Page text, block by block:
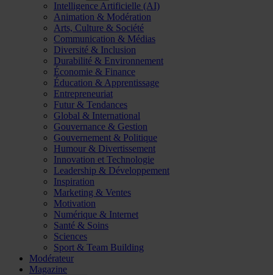
Intelligence Artificielle (AI)
Animation & Modération
Arts, Culture & Société
Communication & Médias
Diversité & Inclusion
Durabilité & Environnement
Économie & Finance
Éducation & Apprentissage
Entrepreneuriat
Futur & Tendances
Global & International
Gouvernance & Gestion
Gouvernement & Politique
Humour & Divertissement
Innovation et Technologie
Leadership & Développement
Inspiration
Marketing & Ventes
Motivation
Numérique & Internet
Santé & Soins
Sciences
Sport & Team Building
Modérateur
Magazine